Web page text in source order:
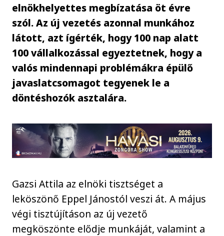
elnökhelyettes megbízatása öt évre
szól. Az új vezetés azonnal munkához
látott, azt ígérték, hogy 100 nap alatt
100 vállalkozással egyeztetnek, hogy a
valós mindennapi problémákra épülő
javaslatcsomagot tegyenek le a
döntéshozók asztalára.
Gazsi Attila az elnöki tisztséget a
leköszönő Eppel Jánostól veszi át. A május
végi tisztújításon az új vezető
megköszönte elődje munkáját, valamint a